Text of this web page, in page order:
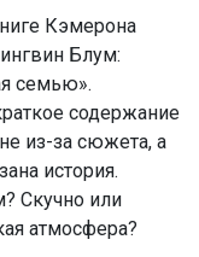
Кэмерона
Блум:
семью».
содержание
из-за сюжета, а
история.
Скучно или
атмосфера?